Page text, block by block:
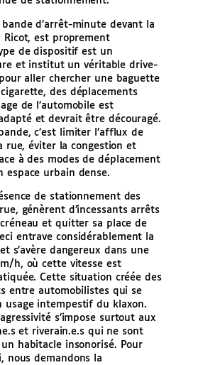
bande d’arrêt-minute devant la
Ricot, est proprement
de dispositif est un
et institut un véritable drive-
aller chercher une baguette
des déplacements
de l’automobile est
et devrait être découragé.
c’est limiter l’afflux de
rue, éviter la congestion et
à des modes de déplacement
espace urbain dense.
de stationnement des
génèrent d’incessants arrêts
et quitter sa place de
entrave considérablement la
s’avère dangereux dans une
h, où cette vitesse est
Cette situation créée des
entre automobilistes qui se
usage intempestif du klaxon.
s’impose surtout aux
et riverain.e.s qui ne sont
habitacle insonorisé. Pour
nous demandons la